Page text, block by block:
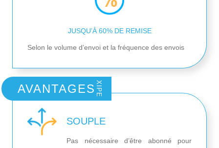
JUSQU’À 60% DE REMISE
Selon le volume d’envoi et la fréquence des envois
AVANTAGES XIPE
SOUPLE
Pas nécessaire d’être abonné pour